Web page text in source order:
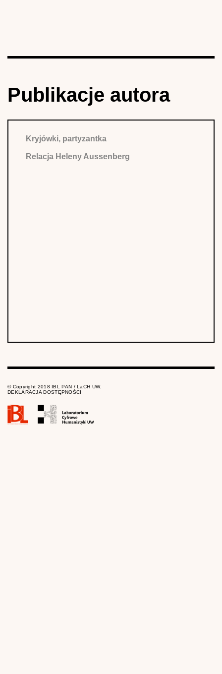
Publikacje autora
Kryjówki, partyzantka
Relacja Heleny Aussenberg
© Copyright 2018 IBL PAN / LaCH UW.
DEKLARACJA DOSTĘPNOŚCI